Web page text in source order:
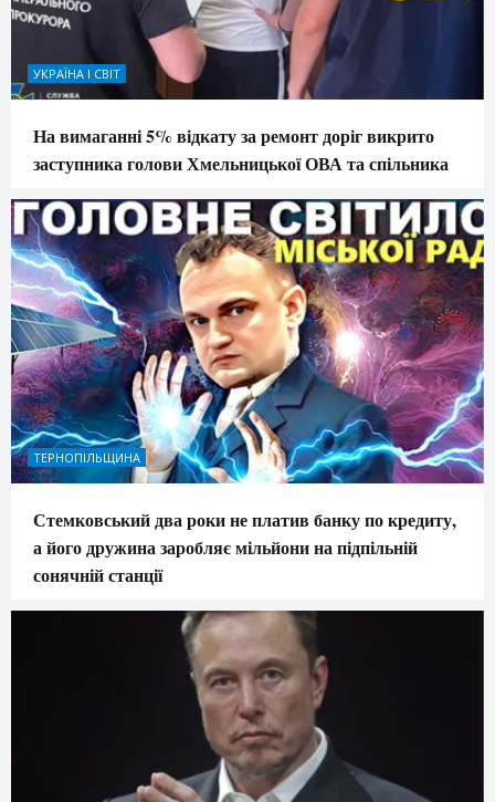
УКРАЇНА І СВІТ
На вимаганні 5% відкату за ремонт доріг викрито
заступника голови Хмельницької ОВА та спільника
ТЕРНОПІЛЬЩИНА
Стемковський два роки не платив банку по кредиту,
а його дружина заробляє мільйони на підпільній
сонячній станції